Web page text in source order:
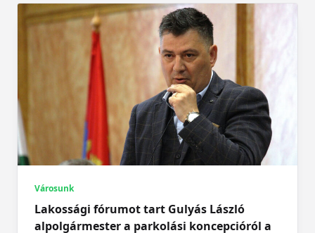
Városunk
Lakossági fórumot tart Gulyás László
alpolgármester a parkolási koncepcióról a